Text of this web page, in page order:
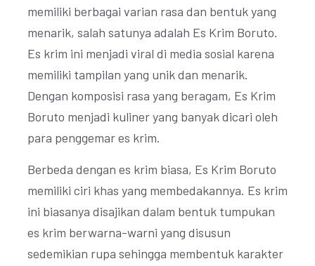
memiliki berbagai varian rasa dan bentuk yang
menarik, salah satunya adalah Es Krim Boruto.
Es krim ini menjadi viral di media sosial karena
memiliki tampilan yang unik dan menarik.
Dengan komposisi rasa yang beragam, Es Krim
Boruto menjadi kuliner yang banyak dicari oleh
para penggemar es krim.
Berbeda dengan es krim biasa, Es Krim Boruto
memiliki ciri khas yang membedakannya. Es krim
ini biasanya disajikan dalam bentuk tumpukan
es krim berwarna-warni yang disusun
sedemikian rupa sehingga membentuk karakter